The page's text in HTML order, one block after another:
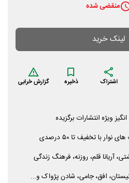
منقضی شده
لینک خرید
اشتراک ذخیره گزارش خرابی
ویژه انتشارات برگزیده
با تخفیف تا ۵۰ درصدی
آریانا قلم، روزنه، فرهنگ زندگی
افق، جامی، شادن پژواک و...